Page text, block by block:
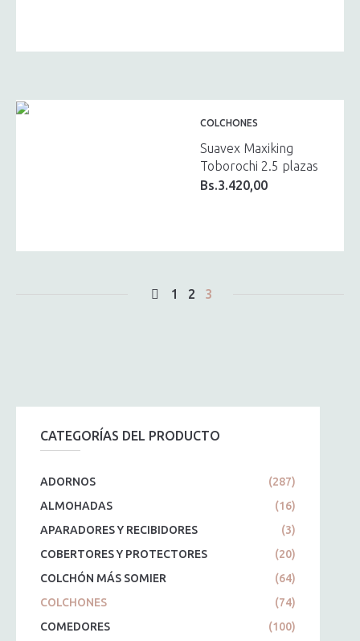
COLCHONES
Suavex Maxiking
Toborochi 2.5 plazas
Bs.3.420,00
1 2 3
CATEGORÍAS DEL PRODUCTO
ADORNOS
(287)
ALMOHADAS
(16)
APARADORES Y RECIBIDORES
(3)
COBERTORES Y PROTECTORES
(20)
COLCHÓN MÁS SOMIER
(64)
COLCHONES
(74)
COMEDORES
(100)